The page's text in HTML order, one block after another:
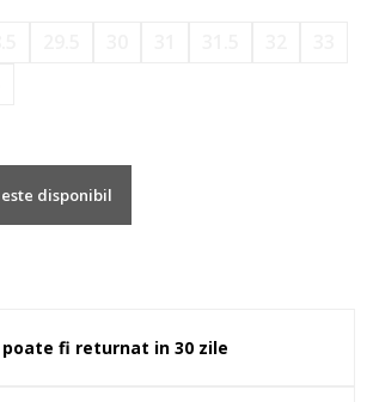
disponibil
poate fi returnat in 30 zile